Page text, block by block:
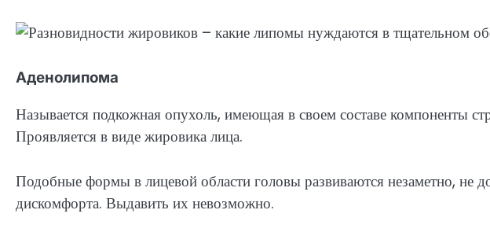
Аденолипома
Называется подкожная опухоль, имеющая в своем составе компоненты
Проявляется в виде жировика лица.
Подобные формы в лицевой области головы развиваются незаметно, не
дискомфорта. Выдавить их невозможно.